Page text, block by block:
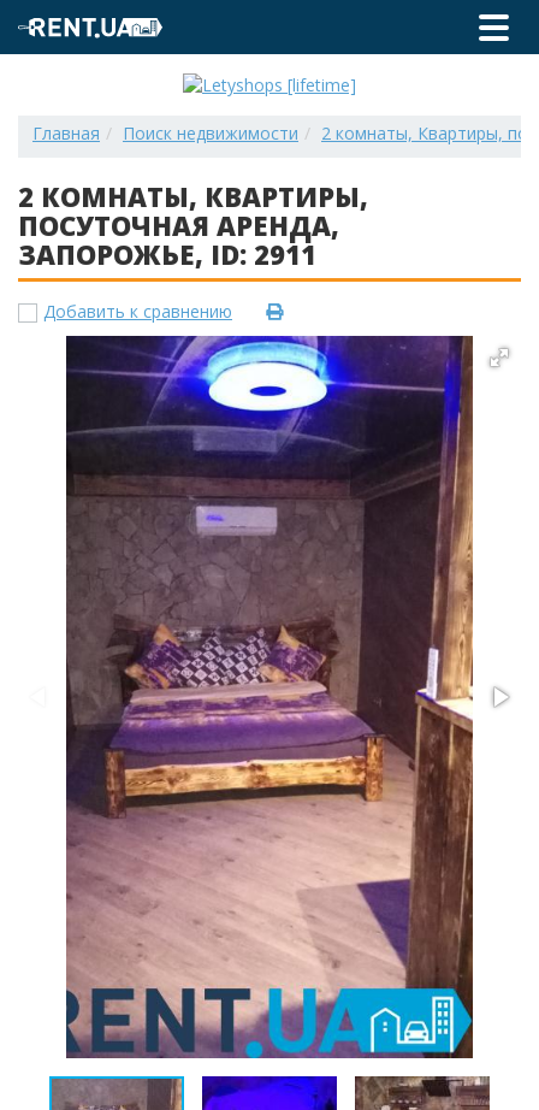
Главная Поиск недвижимости 2 комнаты, Квартиры,
2 КОМНАТЫ, КВАРТИРЫ,
ПОСУТОЧНАЯ АРЕНДА,
ЗАПОРОЖЬЕ, ID: 2911
Добавить к сравнению